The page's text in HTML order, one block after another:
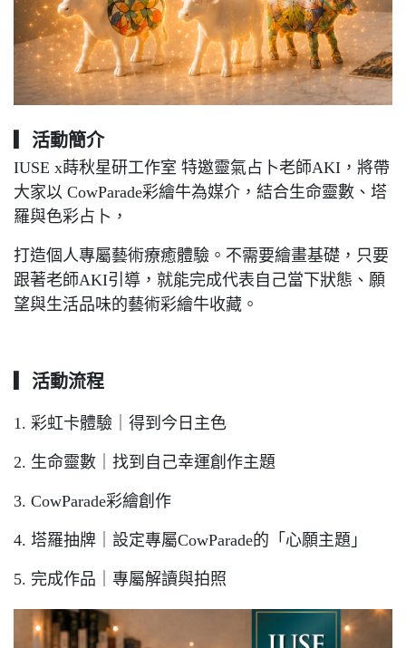
活動簡介
IUSE x蒔秋星研工作室 特邀靈氣占卜老師AKI，將帶
大家以 CowParade彩繪牛為媒介，結合生命靈數、塔
羅與色彩占卜，
打造個人專屬藝術療癒體驗。不需要繪畫基礎，只要
跟著老師AKI引導，就能完成代表自己當下狀態、願
望與生活品味的藝術彩繪牛收藏。
活動流程
1. 彩虹卡體驗｜得到今日主色
2. 生命靈數｜找到自己幸運創作主題
3. CowParade彩繪創作
4. 塔羅抽牌｜設定專屬CowParade的「心願主題」
5. 完成作品｜專屬解讀與拍照